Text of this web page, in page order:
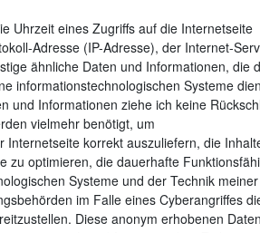
Uhrzeit eines Zugriffs auf die Internetseite
Adresse (IP-Adresse), der Internet-
ähnliche Daten und Informationen, die
informationstechnologischen Systeme
und Informationen ziehe ich keine
vielmehr benötigt, um
Internetseite korrekt auszuliefern, die
zu optimieren, die dauerhafte
Systeme und der Technik
im Falle eines Cyberangriffes
Diese anonym erhobenen